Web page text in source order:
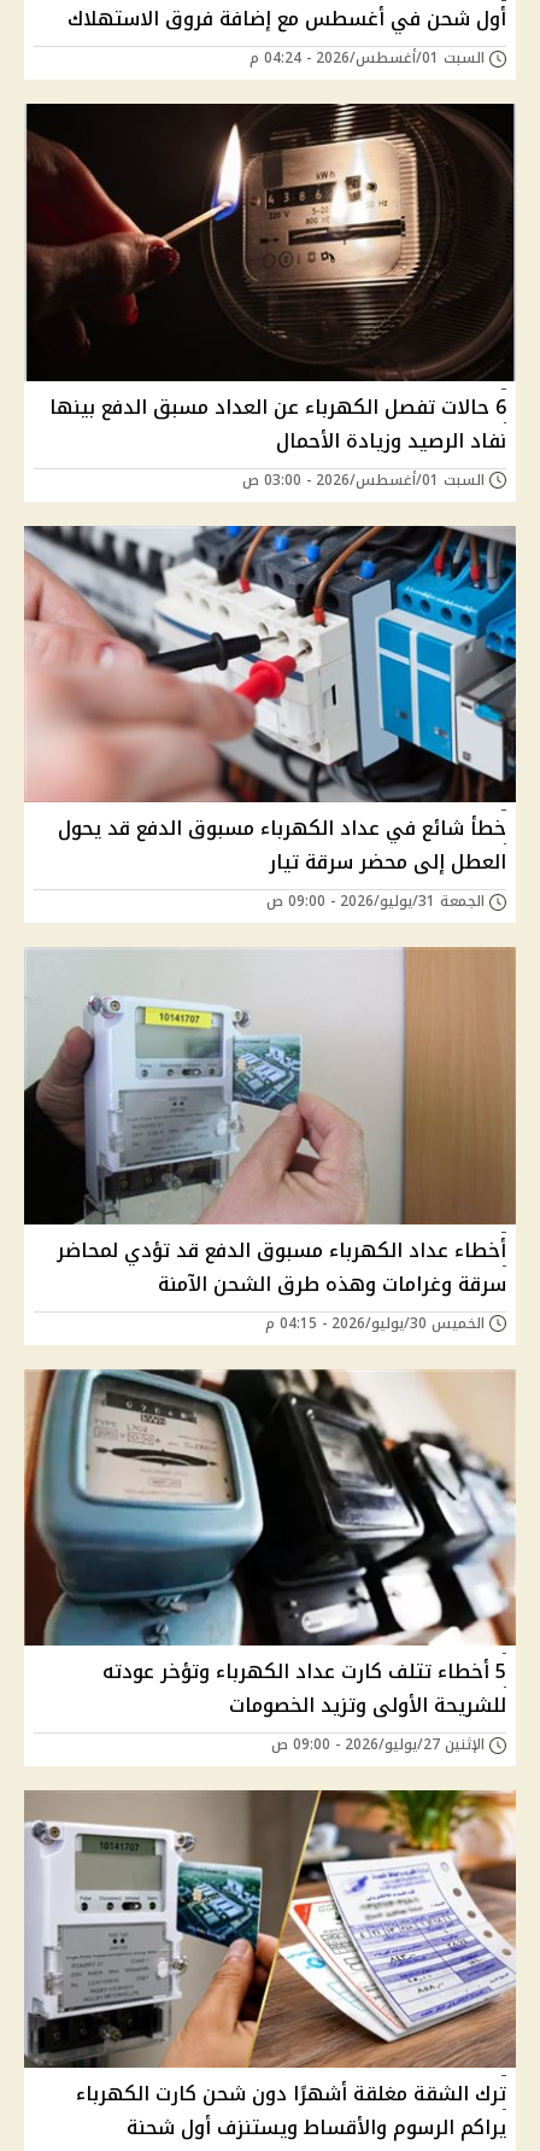
أول شحن في أغسطس مع إضافة فروق الاستهلاك
السبت 01/أغسطس/2026 - 04:24 م
6 حالات تفصل الكهرباء عن العداد مسبق الدفع بينها
نفاد الرصيد وزيادة الأحمال
السبت 01/أغسطس/2026 - 03:00 ص
خطأ شائع في عداد الكهرباء مسبوق الدفع قد يحول
العطل إلى محضر سرقة تيار
الجمعة 31/يوليو/2026 - 09:00 ص
أخطاء عداد الكهرباء مسبوق الدفع قد تؤدي لمحاضر
سرقة وغرامات وهذه طرق الشحن الآمنة
الخميس 30/يوليو/2026 - 04:15 م
5 أخطاء تتلف كارت عداد الكهرباء وتؤخر عودته
للشريحة الأولى وتزيد الخصومات
الإثنين 27/يوليو/2026 - 09:00 ص
ترك الشقة مغلقة أشهرًا دون شحن كارت الكهرباء
يراكم الرسوم والأقساط ويستنزف أول شحنة